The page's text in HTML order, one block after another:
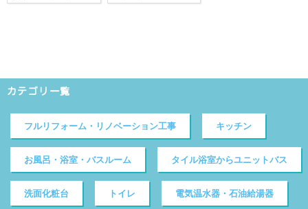
カテゴリ一覧
フルリフォーム・リノベーション工事 キッチン
お風呂・浴室・バスルーム タイル浴室からユニットバス
洗面化粧台 トイレ 電気温水器・石油給湯器